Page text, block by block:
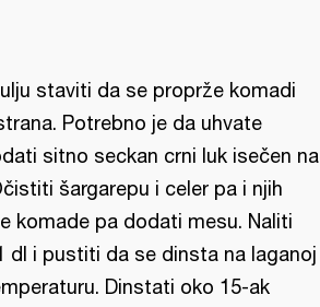
staviti da se proprže komadi
Potrebno je da uhvate
sitno seckan crni luk isečen na
šargarepu i celer pa i njih
komade pa dodati mesu. Naliti
dl i pustiti da se dinsta na laganoj
Dinstati oko 15-ak